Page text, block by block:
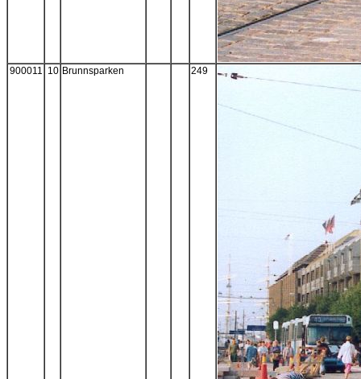
900011 10 Brunnsparken 249